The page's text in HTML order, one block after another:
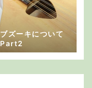
ブズーキについて
Part2